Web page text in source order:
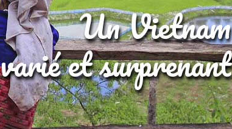
Un Vietnam
et surprenant